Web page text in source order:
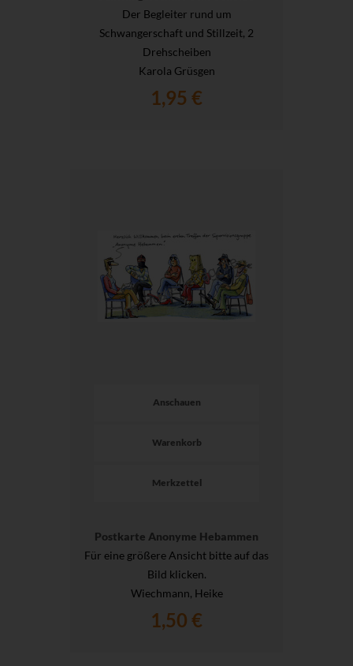
Der Begleiter rund um
Schwangerschaft und Stillzeit, 2
Drehscheiben
Karola Grüsgen
1,95 €
Anschauen
Warenkorb
Merkzettel
Postkarte Anonyme Hebammen
Für eine größere Ansicht bitte auf das
Bild klicken.
Wiechmann, Heike
1,50 €